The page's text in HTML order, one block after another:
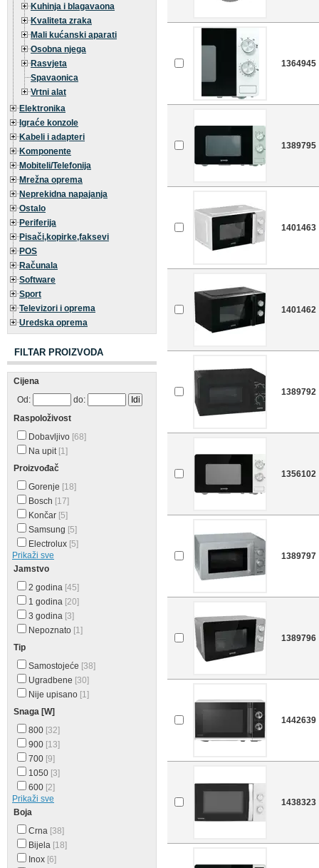
Kuhinja i blagavaona
Kvaliteta zraka
Mali kućanski aparati
Osobna njega
Rasvjeta
Spavaonica
Vrtni alat
Elektronika
Igraće konzole
Kabeli i adapteri
Komponente
Mobiteli/Telefonija
Mrežna oprema
Neprekidna napajanja
Ostalo
Periferija
Pisači,kopirke,faksevi
POS
Računala
Software
Sport
Televizori i oprema
Uredska oprema
FILTAR PROIZVODA
Cijena
Od:
do:
Raspoloživost
Dobavljivo [68]
Na upit [1]
Proizvođač
Gorenje [18]
Bosch [17]
Končar [5]
Samsung [5]
Electrolux [5]
Prikaži sve
Jamstvo
2 godina [45]
1 godina [20]
3 godina [3]
Nepoznato [1]
Tip
Samostojeće [38]
Ugradbene [30]
Nije upisano [1]
Snaga [W]
800 [32]
900 [13]
700 [9]
1050 [3]
600 [2]
Prikaži sve
Boja
Crna [38]
Bijela [18]
Inox [6]
1364945
1389795
1401463
1401462
1389792
1356102
1389797
1389796
1442639
1438323